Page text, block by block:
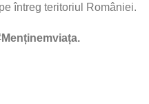
întreg teritoriul României.
Menținemviața.